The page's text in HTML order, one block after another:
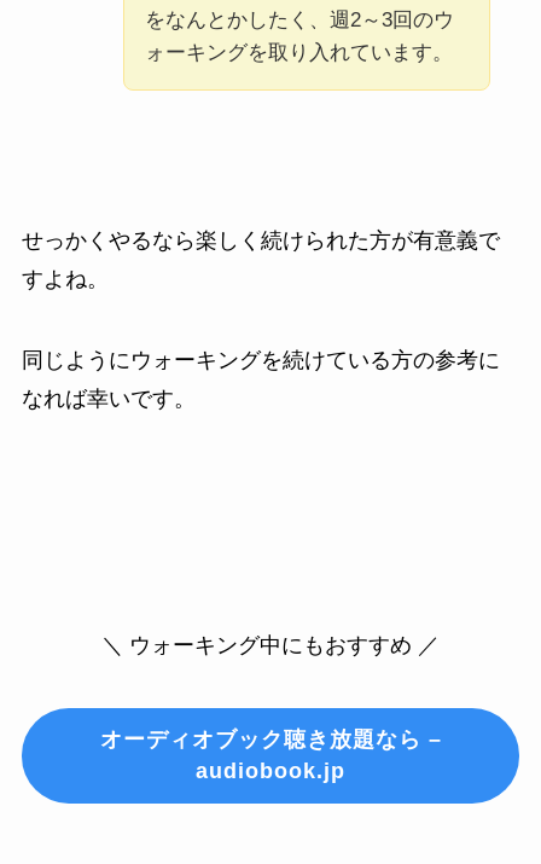
をなんとかしたく、週2～3回のウ
ォーキングを取り入れています。
せっかくやるなら楽しく続けられた方が有意義で
すよね。
同じようにウォーキングを続けている方の参考に
なれば幸いです。
＼ ウォーキング中にもおすすめ ／
オーディオブック聴き放題なら –
audiobook.jp